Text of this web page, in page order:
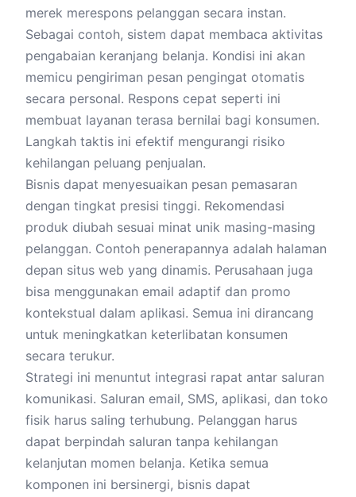
merek merespons pelanggan secara instan.
Sebagai contoh, sistem dapat membaca aktivitas
pengabaian keranjang belanja. Kondisi ini akan
memicu pengiriman pesan pengingat otomatis
secara personal. Respons cepat seperti ini
membuat layanan terasa bernilai bagi konsumen.
Langkah taktis ini efektif mengurangi risiko
kehilangan peluang penjualan.
Bisnis dapat menyesuaikan pesan pemasaran
dengan tingkat presisi tinggi. Rekomendasi
produk diubah sesuai minat unik masing-masing
pelanggan. Contoh penerapannya adalah halaman
depan situs web yang dinamis. Perusahaan juga
bisa menggunakan email adaptif dan promo
kontekstual dalam aplikasi. Semua ini dirancang
untuk meningkatkan keterlibatan konsumen
secara terukur.
Strategi ini menuntut integrasi rapat antar saluran
komunikasi. Saluran email, SMS, aplikasi, dan toko
fisik harus saling terhubung. Pelanggan harus
dapat berpindah saluran tanpa kehilangan
kelanjutan momen belanja. Ketika semua
komponen ini bersinergi, bisnis dapat